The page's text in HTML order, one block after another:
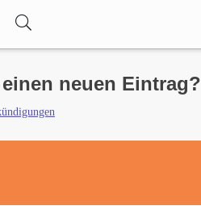
neuen Eintrag?